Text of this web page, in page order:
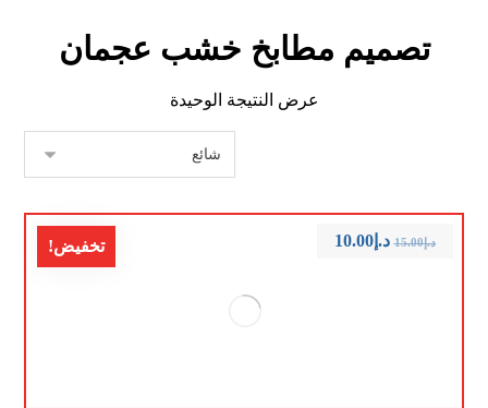
تصميم مطابخ خشب عجمان
عرض النتيجة الوحيدة
تخفيض! د.إ15.00 د.إ10.00